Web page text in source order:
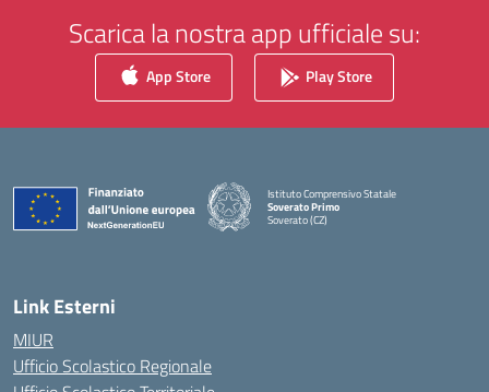
Scarica la nostra app ufficiale su:
App Store Play Store
Istituto Comprensivo Statale
Soverato Primo
Soverato (CZ)
Link Esterni
MIUR
Ufficio Scolastico Regionale